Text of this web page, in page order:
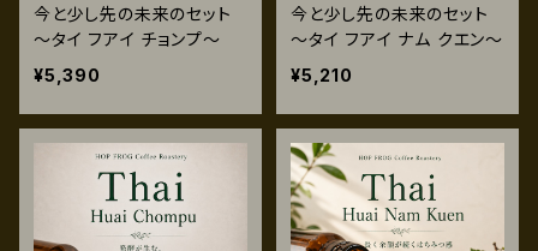
今と少し先の未来のセット
～タイ フアイ チョンプ～
¥5,390
今と少し先の未来のセット
～タイ フアイ ナム クエン～
¥5,210